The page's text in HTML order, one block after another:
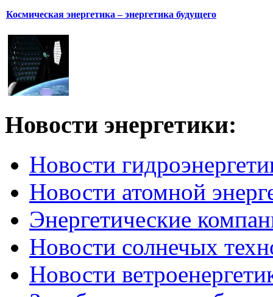
Космическая энергетика – энергетика будущего
Новости энергетики:
Новости
Новости атомной
Энергетические
Новости солнечых
Новости